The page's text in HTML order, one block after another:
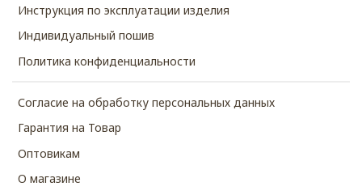
Инструкция по эксплуатации изделия
Индивидуальный пошив
Политика конфиденциальности
Согласие на обработку персональных данных
Гарантия на Товар
Оптовикам
О магазине